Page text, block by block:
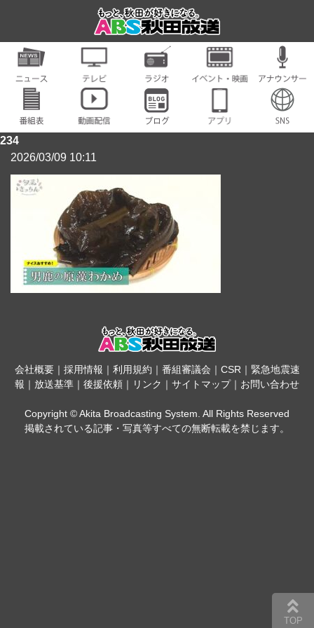
234
2026/03/09 10:11
会社概要｜ 採用情報 ｜ 利用規約 ｜ 番組審議会 ｜ CSR｜ 緊急地震速
報 ｜ 放送基準 ｜ 後援依頼 ｜ リンク ｜ サイトマップ｜ お問い合わせ
Copyright © Akita Broadcasting System. All Rights Reserved
掲載されている記事・写真等すべての無断転載を禁じます。